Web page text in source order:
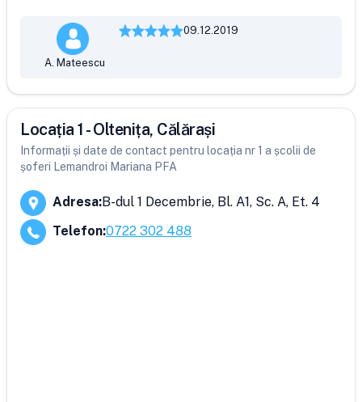
A. Mateescu
09.12.2019
Locația 1 - Oltenița, Călărași
Informații și date de contact pentru locația nr 1 a școlii de
șoferi Lemandroi Mariana PFA
Adresa:B-dul 1 Decembrie, Bl. A1, Sc. A, Et. 4
Telefon:0722 302 488